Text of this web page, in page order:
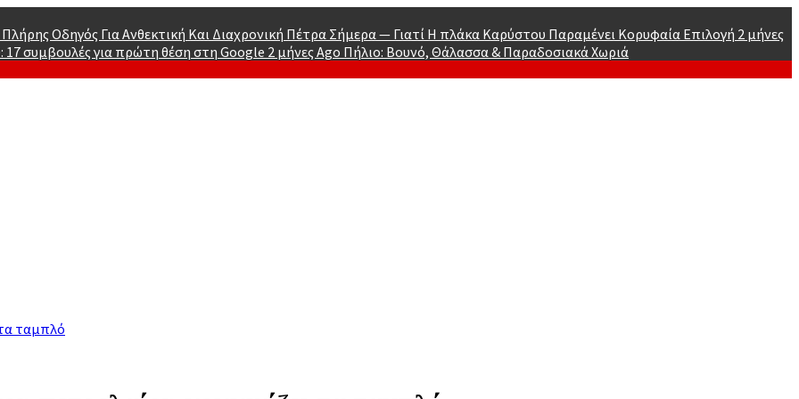
Οδηγός Για Ανθεκτική Και Διαχρονική Πέτρα Σήμερα — Γιατί Η πλάκα Καρύστου Παραμένει Κορυφαία Επιλογή 2 μήνες
17 συμβουλές για πρώτη θέση στη Google 2 μήνες Ago Πήλιο: Βουνό, Θάλασσα & Παραδοσιακά Χωριά
ταμπλό